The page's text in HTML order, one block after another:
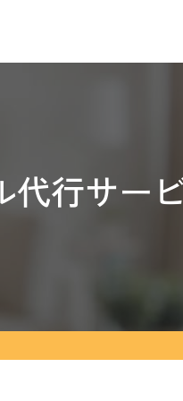
代行サー